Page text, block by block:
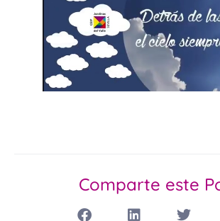
Comparte este